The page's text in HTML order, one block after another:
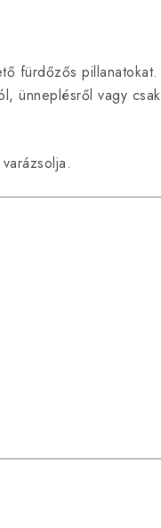
fürdőzős pillanatokat.
ünneplésről vagy csak